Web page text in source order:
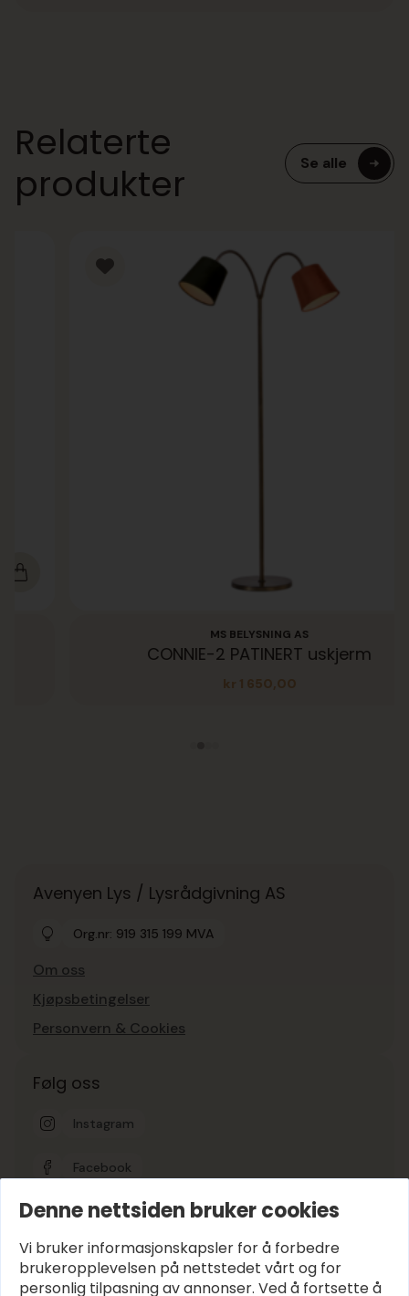
Relaterte
produkter
Se alle
MS BELYSNING AS
CONNIE-2 PATINERT uskjerm
1 650,00
Avenyen Lys / Lysrådgivning AS
Org.nr: 919 315 199 MVA
Om oss
Kjøpsbetingelser
Personvern & Cookies
Følg oss
Instagram
Facebook
Google-vurdering
Denne nettsiden bruker cookies
Vi bruker informasjonskapsler for å forbedre
brukeropplevelsen på nettstedet vårt og for
personlig tilpasning av annonser. Ved å fortsette å